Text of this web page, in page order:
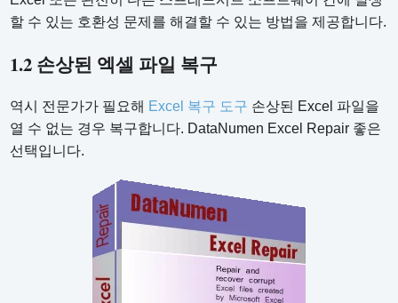
할 수 있는 호환성 문제를 해결할 수 있는 방법을 제공합니다.
1.2 손상된 엑셀 파일 복구
역시 전문가가 필요해 Excel 복구 도구 손상된 Excel 파일을
열 수 없는 경우 복구합니다. DataNumen Excel Repair 좋은
선택입니다.